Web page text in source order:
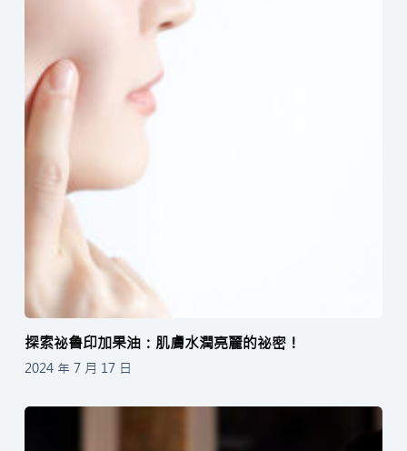
探索祕魯印加果油：肌膚水潤亮麗的祕密！
2024 年 7 月 17 日